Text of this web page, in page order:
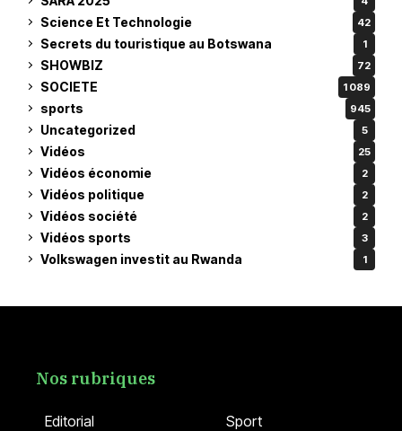
Science Et Technologie 42
Secrets du touristique au Botswana 1
SHOWBIZ 72
SOCIETE 1 089
sports 945
Uncategorized 5
Vidéos 25
Vidéos économie 2
Vidéos politique 2
Vidéos société 2
Vidéos sports 3
Volkswagen investit au Rwanda 1
Editorial
Sport
Nos rubriques